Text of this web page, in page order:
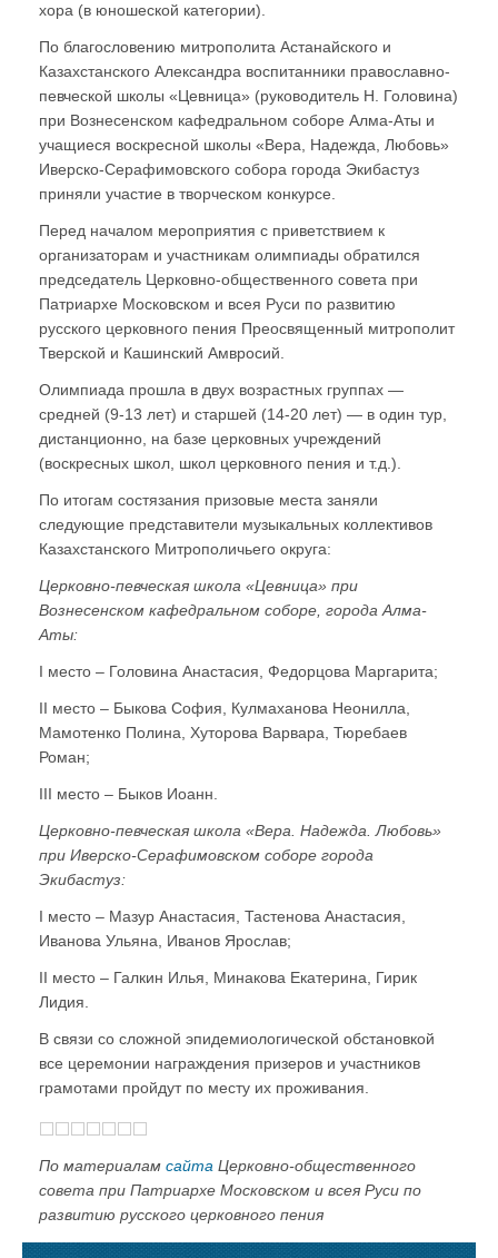
хора (в юношеской категории).
По благословению митрополита Астанайского и
Казахстанского Александра воспитанники православно-
певческой школы «Цевница» (руководитель Н. Головина)
при Вознесенском кафедральном соборе Алма-Аты и
учащиеся воскресной школы «Вера, Надежда, Любовь»
Иверско-Серафимовского собора города Экибастуз
приняли участие в творческом конкурсе.
Перед началом мероприятия с приветствием к
организаторам и участникам олимпиады обратился
председатель Церковно-общественного совета при
Патриархе Московском и всея Руси по развитию
русского церковного пения Преосвященный митрополит
Тверской и Кашинский Амвросий.
Олимпиада прошла в двух возрастных группах —
средней (9-13 лет) и старшей (14-20 лет) — в один тур,
дистанционно, на базе церковных учреждений
(воскресных школ, школ церковного пения и т.д.).
По итогам состязания призовые места заняли
следующие представители музыкальных коллективов
Казахстанского Митрополичьего округа:
Церковно-певческая школа «Цевница» при
Вознесенском кафедральном соборе, города Алма-
Аты:
I место – Головина Анастасия, Федорцова Маргарита;
II место – Быкова София, Кулмаханова Неонилла,
Мамотенко Полина, Хуторова Варвара, Тюребаев
Роман;
III место – Быков Иоанн.
Церковно-певческая школа «Вера. Надежда. Любовь»
при Иверско-Серафимовском соборе города
Экибастуз:
I место – Мазур Анастасия, Тастенова Анастасия,
Иванова Ульяна, Иванов Ярослав;
II место – Галкин Илья, Минакова Екатерина, Гирик
Лидия.
В связи со сложной эпидемиологической обстановкой
все церемонии награждения призеров и участников
грамотами пройдут по месту их проживания.
По материалам сайта Церковно-общественного
совета при Патриархе Московском и всея Руси по
развитию русского церковного пения